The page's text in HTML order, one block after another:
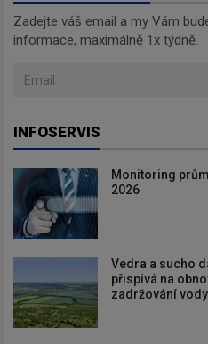
Zadejte váš email a my Vám
informace, maximálně 1x týdně.
INFOSERVIS
Monitoring
2026
Vedra a sucho
přispívá na
zadržování